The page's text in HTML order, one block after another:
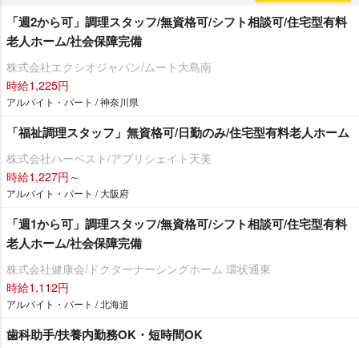
「週2から可」調理スタッフ/無資格可/シフト相談可/住宅型有料
老人ホーム/社会保障完備
株式会社エクシオジャパン/ムート大島南
時給1,225円
アルバイト・パート / 神奈川県
「福祉調理スタッフ」無資格可/日勤のみ/住宅型有料老人ホーム
株式会社ハーベスト/アプリシェイト天美
時給1,227円～
アルバイト・パート / 大阪府
「週1から可」調理スタッフ/無資格可/シフト相談可/住宅型有料
老人ホーム/社会保障完備
株式会社健康会/ドクターナーシングホーム 環状通東
時給1,112円
アルバイト・パート / 北海道
歯科助手/扶養内勤務OK・短時間OK